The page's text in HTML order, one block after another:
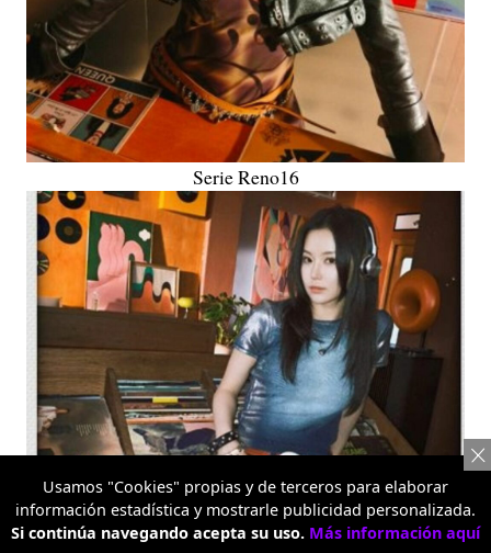
Serie Reno16
Usamos "Cookies" propias y de terceros para elaborar
información estadística y mostrarle publicidad personalizada.
Si continúa navegando acepta su uso. Más información aquí